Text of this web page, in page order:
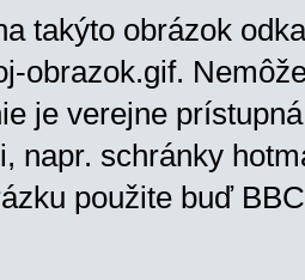
takýto obrázok
obrazok.gif.
je verejne
napr. schránky
použite buď